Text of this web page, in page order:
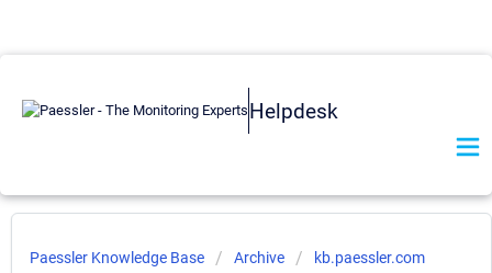
Helpdesk
Paessler Knowledge Base Archive kb.paessler.com